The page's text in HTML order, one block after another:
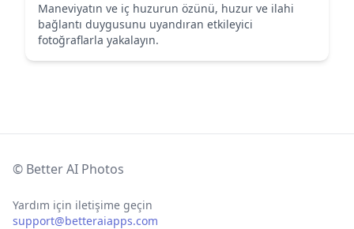
Maneviyatın ve iç huzurun özünü, huzur ve ilahi
bağlantı duygusunu uyandıran etkileyici
fotoğraflarla yakalayın.
© Better AI Photos
Yardım için iletişime geçin
support@betteraiapps.com